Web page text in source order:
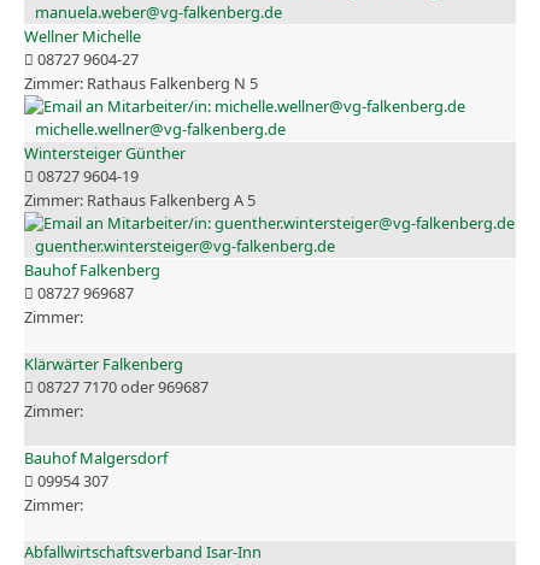
manuela.weber@vg-falkenberg.de
Wellner Michelle
08727 9604-27
Rathaus Falkenberg N 5
michelle.wellner@vg-falkenberg.de
Wintersteiger Günther
08727 9604-19
Rathaus Falkenberg A 5
guenther.wintersteiger@vg-falkenberg.de
Bauhof Falkenberg
08727 969687
Klärwärter Falkenberg
08727 7170 oder 969687
Bauhof Malgersdorf
09954 307
Abfallwirtschaftsverband Isar-Inn